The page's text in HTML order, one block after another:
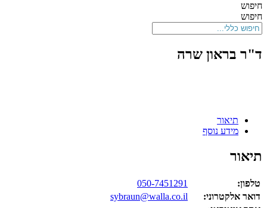
חיפוש
חיפוש
ד"ר בראון שרה
תיאור
מידע נוסף
תיאור
טלפון:
050-7451291
דואר אלקטרוני:
sybraun@walla.co.il